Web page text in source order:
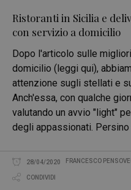
Ristoranti in Sicilia e
con servizio a domicilio
Dopo l'articolo sulle
domicilio (leggi qui),
attenzione sugli stellati e
Anch'essa, con qualche
valutando un avvio "light"
degli appassionati.
28/04/2020 FRANCESCO
CONDIVIDI